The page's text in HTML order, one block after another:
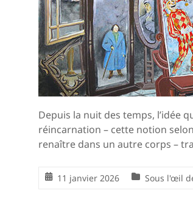
Depuis la nuit des temps, l’idée
réincarnation – cette notion
renaître dans un autre corps –
11 janvier 2026 Sous l'œil